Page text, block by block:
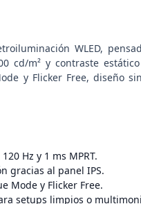
WLED,
cd/m² y contraste
y Flicker Free, diseño
Hz y 1 ms MPRT.
gracias al panel IPS.
Mode y Flicker Free.
setups limpios o